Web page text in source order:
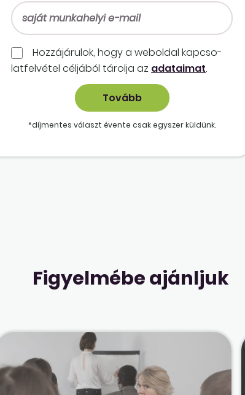
Hozzájárulok, hogy a weboldal kapcso­
lat­felvétel céljából tárolja az adataimat.
*díjmentes választ évente csak egyszer küldünk.
Figyelmébe ajánljuk